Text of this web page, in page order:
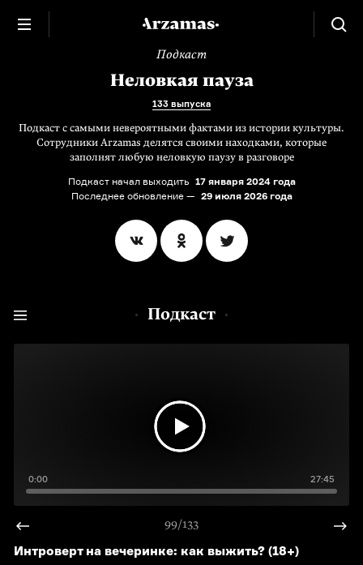
Подкаст
Неловкая пауза
133 выпуска
Подкаст с самыми невероятными фактами из истории культуры.
Сотрудники Arzamas делятся своими находками, которые
заполнят любую неловкую паузу в разговоре
Подкаст начал выходить 17 января 2024 года
Последнее обновление — 29 июля 2026 года
Подкаст
0:00 27:45
99/133
Интроверт на вечеринке: как выжить? (18+)